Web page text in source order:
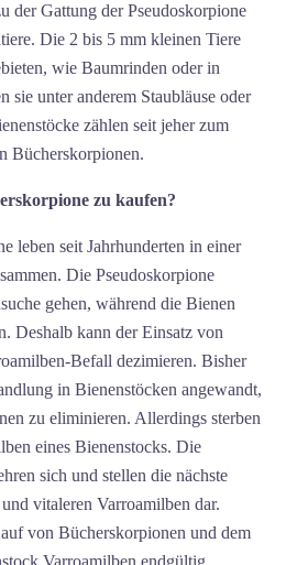
der Gattung der Pseudoskorpione
Die 2 bis 5 mm kleinen Tiere
wie Baumrinden oder in
unter anderem Staubläuse oder
zählen seit jeher zum
Bücherskorpionen.
zu kaufen?
leben seit Jahrhunderten in einer
Die Pseudoskorpione
gehen, während die Bienen
Deshalb kann der Einsatz von
Befall dezimieren. Bisher
in Bienenstöcken angewandt,
zu eliminieren. Allerdings sterben
eines Bienenstocks. Die
sich und stellen die nächste
vitaleren Varroamilben dar.
von Bücherskorpionen und dem